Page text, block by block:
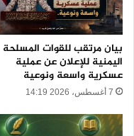
بيان مرتقب للقوات المسلحة
اليمنية للإعلان عن عملية
عسكرية واسعة ونوعية
7 أغسطس، 2026 14:19